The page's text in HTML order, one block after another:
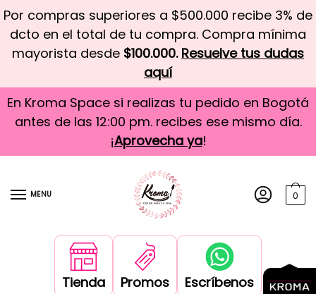
Por compras superiores a $500.000 recibe 3% de
dcto en el total de tu compra. Compra mínima
mayorista desde $100.000. Resuelve tus dudas
aquí
En Kroma Space si realizas tu pedido en Bogotá
antes de las 12:00 pm. recibes ese mismo día.
¡Aprovecha ya!
MENU 0
Tienda Promos Escríbenos